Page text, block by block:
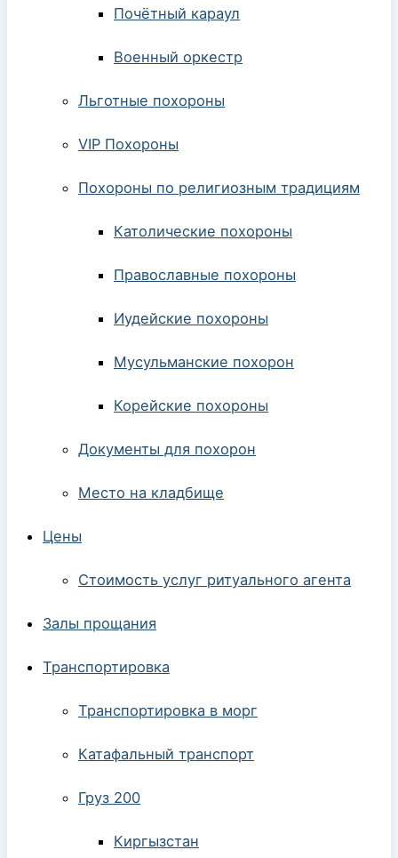
Почётный караул
Военный оркестр
Льготные похороны
VIP Похороны
Похороны по религиозным традициям
Католические похороны
Православные похороны
Иудейские похороны
Мусульманские похорон
Корейские похороны
Документы для похорон
Место на кладбище
Цены
Стоимость услуг ритуального агента
Залы прощания
Транспортировка
Транспортировка в морг
Катафальный транспорт
Груз 200
Киргызстан